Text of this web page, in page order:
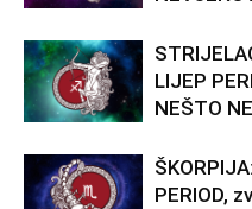
LIJEP
NEŠTO
PERIOD,